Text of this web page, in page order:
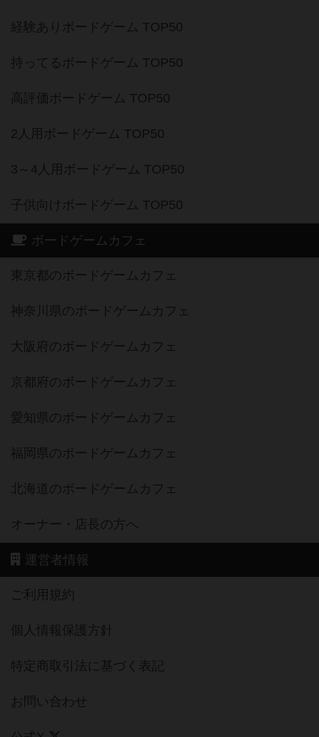
経験ありボードゲーム TOP50
持ってるボードゲーム TOP50
高評価ボードゲーム TOP50
2人用ボードゲーム TOP50
3～4人用ボードゲーム TOP50
子供向けボードゲーム TOP50
ボードゲームカフェ
東京都のボードゲームカフェ
神奈川県のボードゲームカフェ
大阪府のボードゲームカフェ
京都府のボードゲームカフェ
愛知県のボードゲームカフェ
福岡県のボードゲームカフェ
北海道のボードゲームカフェ
オーナー・店長の方へ
運営者情報
ご利用規約
個人情報保護方針
特定商取引法に基づく表記
お問い合わせ